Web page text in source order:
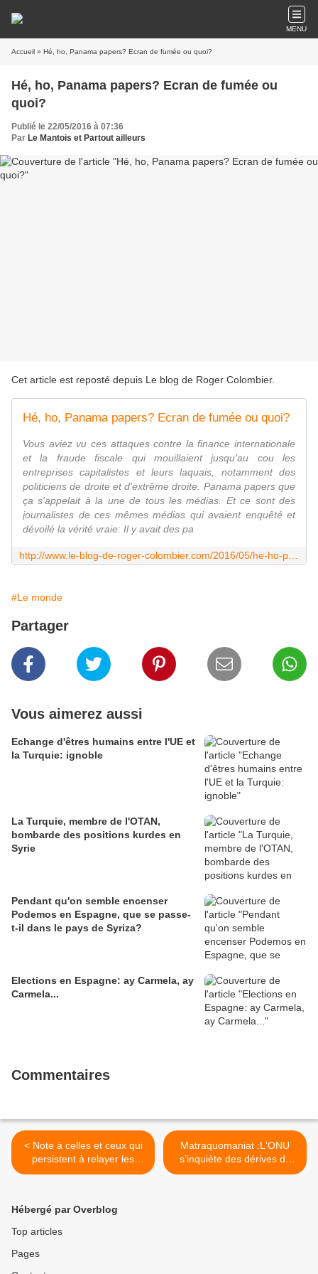
MENU
Accueil » Hé, ho, Panama papers? Ecran de fumée ou quoi?
Hé, ho, Panama papers? Ecran de fumée ou
quoi?
Publié le 22/05/2016 à 07:36
Par Le Mantois et Partout ailleurs
Cet article est reposté depuis Le blog de Roger Colombier.
Hé, ho, Panama papers? Ecran de fumée ou quoi?
Vous aviez vu ces attaques contre la finance internationale
et la fraude fiscale qui mouillaient jusqu'au cou les
entreprises capitalistes et leurs laquais, notamment des
politiciens de droite et d'extrême droite. Panama papers que
ça s'appelait à la une de tous les médias. Et ce sont des
journalistes de ces mêmes médias qui avaient enquêté et
dévoilé la vérité vraie: Il y avait des pa
#Le monde
Partager
Vous aimerez aussi
Echange d'êtres humains entre l'UE et
la Turquie: ignoble
La Turquie, membre de l'OTAN,
bombarde des positions kurdes en
Syrie
Pendant qu'on semble encenser
Podemos en Espagne, que se passe-
t-il dans le pays de Syriza?
Elections en Espagne: ay Carmela, ay
Carmela...
Commentaires
< Note à celles et ceux qui
persistent à relayer les
pages d'Atlantico.
Matraquomaniat :L'ONU
s’inquiète des dérives de
nos chaussettes à clous >
Hébergé par Overblog
Top articles
Pages